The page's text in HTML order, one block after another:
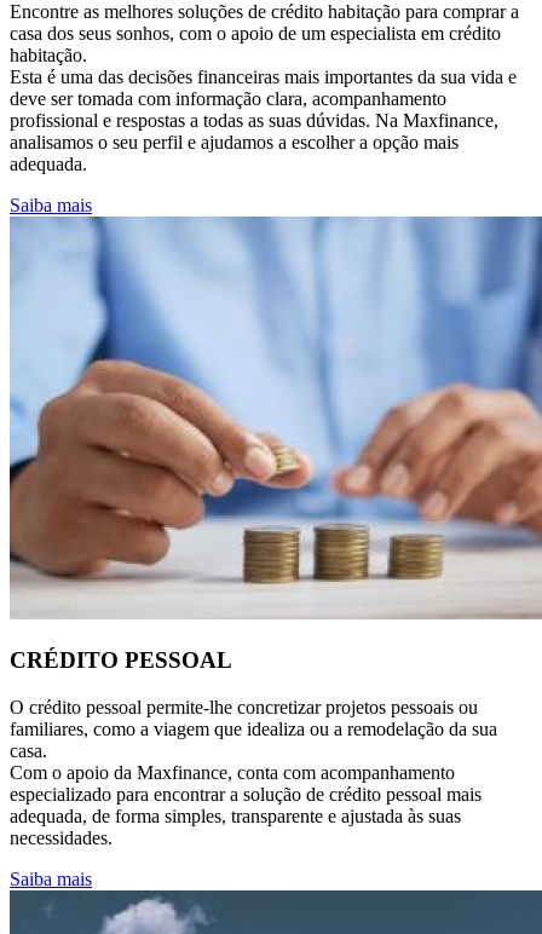
Encontre as melhores soluções de crédito habitação para comprar a
casa dos seus sonhos, com o apoio de um especialista em crédito
habitação.
Esta é uma das decisões financeiras mais importantes da sua vida e
deve ser tomada com informação clara, acompanhamento
profissional e respostas a todas as suas dúvidas. Na Maxfinance,
analisamos o seu perfil e ajudamos a escolher a opção mais
adequada.
Saiba mais
CRÉDITO PESSOAL
O crédito pessoal permite-lhe concretizar projetos pessoais ou
familiares, como a viagem que idealiza ou a remodelação da sua
casa.
Com o apoio da Maxfinance, conta com acompanhamento
especializado para encontrar a solução de crédito pessoal mais
adequada, de forma simples, transparente e ajustada às suas
necessidades.
Saiba mais